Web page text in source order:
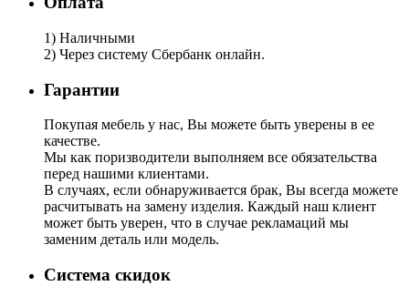
1) Наличными
2) Через систему Сбербанк онлайн.
Гарантии
Покупая мебель у нас, Вы можете быть уверены в ее
качестве.
Мы как поризводители выполняем все обязательства
перед нашими клиентами.
В случаях, если обнаруживается брак, Вы всегда можете
расчитывать на замену изделия. Каждый наш клиент
может быть уверен, что в случае рекламаций мы
заменим деталь или модель.
Система скидок